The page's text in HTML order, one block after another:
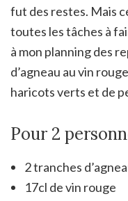
fut des restes. Mais
toutes les tâches à
à mon planning des
d’agneau au vin
haricots verts et de
Pour 2
2 tranches
17cl de vin rouge